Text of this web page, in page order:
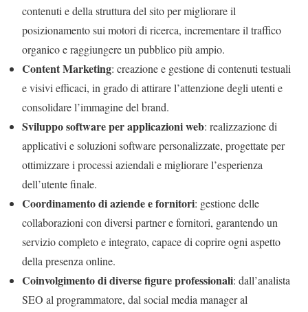
contenuti e della struttura del sito per migliorare il
posizionamento sui motori di ricerca, incrementare il traffico
organico e raggiungere un pubblico più ampio.
Content Marketing: creazione e gestione di contenuti testuali
e visivi efficaci, in grado di attirare l’attenzione degli utenti e
consolidare l’immagine del brand.
Sviluppo software per applicazioni web: realizzazione di
applicativi e soluzioni software personalizzate, progettate per
ottimizzare i processi aziendali e migliorare l’esperienza
dell’utente finale.
Coordinamento di aziende e fornitori: gestione delle
collaborazioni con diversi partner e fornitori, garantendo un
servizio completo e integrato, capace di coprire ogni aspetto
della presenza online.
Coinvolgimento di diverse figure professionali: dall’analista
SEO al programmatore, dal social media manager al